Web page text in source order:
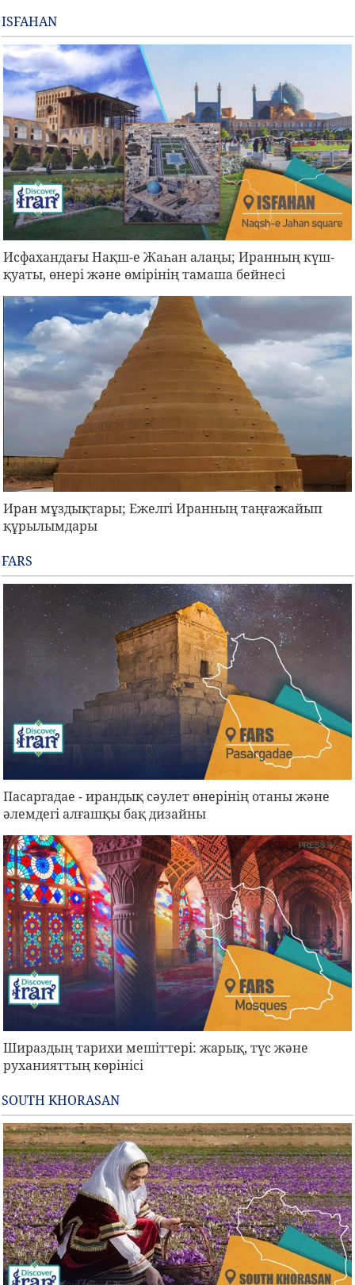
ISFAHAN
Исфахандағы Нақш-е Жаһан алаңы; Иранның күш-
қуаты, өнері және өмірінің тамаша бейнесі
Иран мұздықтары; Ежелгі Иранның таңғажайып
құрылымдары
FARS
Пасаргадае - ирандық сәулет өнерінің отаны және
әлемдегі алғашқы бақ дизайны
Шираздың тарихи мешіттері: жарық, түс және
руханияттың көрінісі
SOUTH KHORASAN